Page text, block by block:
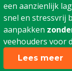
een aanzienlijk
snel en stressvrij
aanpakken
veehouders voor
Lees meer